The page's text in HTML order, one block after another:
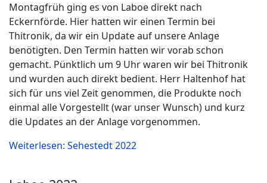
Montagfrüh ging es von Laboe direkt nach
Eckernförde. Hier hatten wir einen Termin bei
Thitronik, da wir ein Update auf unsere Anlage
benötigten. Den Termin hatten wir vorab schon
gemacht. Pünktlich um 9 Uhr waren wir bei Thitronik
und wurden auch direkt bedient. Herr Haltenhof hat
sich für uns viel Zeit genommen, die Produkte noch
einmal alle Vorgestellt (war unser Wunsch) und kurz
die Updates an der Anlage vorgenommen.
Weiterlesen: Sehestedt 2022